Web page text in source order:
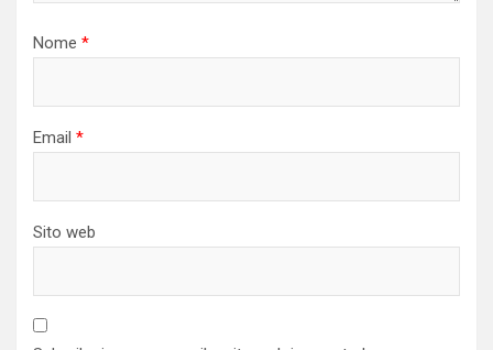
Nome *
Email *
Sito web